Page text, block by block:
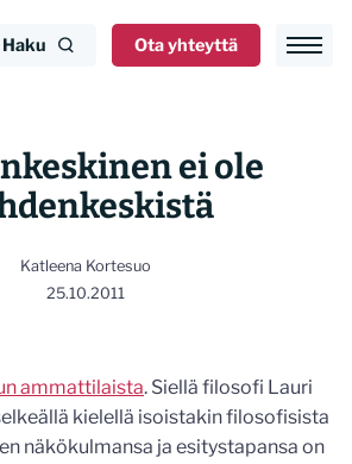
Haku Ota yhteyttä
ei ole
Katleena Kortesuo
25.10.2011
ammattilaista. Siellä filosofi Lauri
kielellä isoistakin filosofisista
näkökulmansa ja esitystapansa on